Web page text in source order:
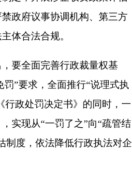
政府议事协调机构、第三方
体合法合规。
要全面完善行政裁量权基
”要求，全面推行“说理式执
行政处罚决定书》的同时，一
实现从“一罚了之”向“疏管结
制度，依法降低行政执法对企